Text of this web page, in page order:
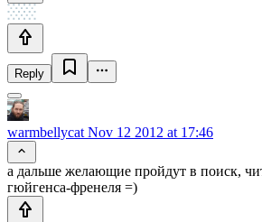
Reply
warmbellycat Nov 12 2012 at 17:46
а дальше желающие пройдут в поиск,
гюйгенса-френеля =)